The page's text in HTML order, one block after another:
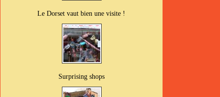
Le Dorset vaut bien une visite !
Surprising shops